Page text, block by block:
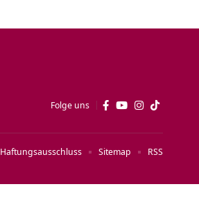
Folge uns
Haftungsausschluss Sitemap RSS